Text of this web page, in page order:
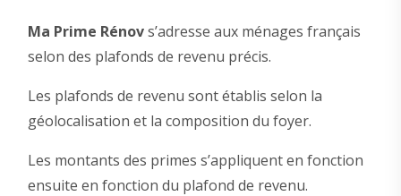
Ma Prime Rénovs’adresse aux ménages français
selon des plafonds de revenu précis.
Les plafonds de revenu sont établis selon la
géolocalisation et la composition du foyer.
Les montants des primes s’appliquent en fonction
ensuite en fonction du plafond de revenu.